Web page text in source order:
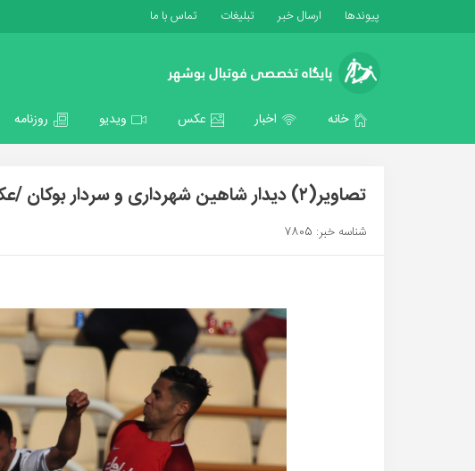
پیوندها ارسال خبر تبلیغات تماس با ما
خانه اخبار عکس ویدیو روزنامه
تصاویر(۲) دیدار شاهین شهرداری و سردار بوکان /عکس:امیر احمدی
شناسه خبر: 7805